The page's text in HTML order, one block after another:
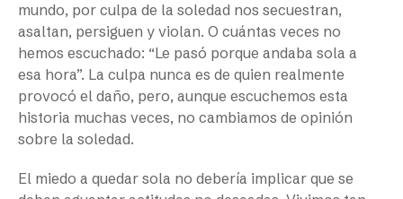
mundo, por culpa de la soledad nos secuestran,
asaltan, persiguen y violan. O cuántas veces no
hemos escuchado: “Le pasó porque andaba sola a
esa hora”. La culpa nunca es de quien realmente
provocó el daño, pero, aunque escuchemos esta
historia muchas veces, no cambiamos de opinión
sobre la soledad.
El miedo a quedar sola no debería implicar que se